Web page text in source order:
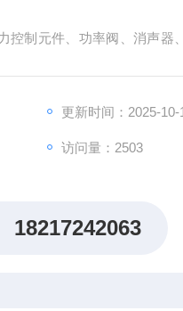
控制元件、功率阀、消声器
更新时间：2025-10-
访问量：2503
18217242063